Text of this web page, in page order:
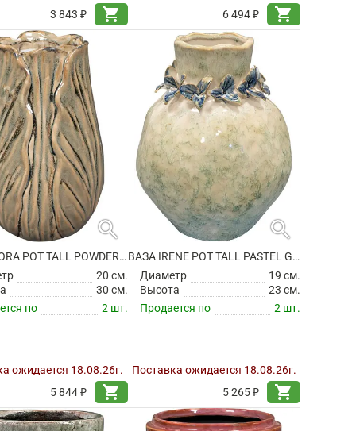
3 843 ₽
shopping_cart
6 494 ₽
shopping_cart
search
ВАЗА FLORA POT TALL POWDER TAUPE
20 см.
30 см.
по
2 шт.
ожидается 18.08.26г.
5 844 ₽
shopping_cart
search
ВАЗА IRENE POT TALL PASTEL GREEN
Диаметр
19 см.
Высота
23 см.
Продается по
2 шт.
Поставка ожидается 18.08.26г.
5 265 ₽
shopping_cart